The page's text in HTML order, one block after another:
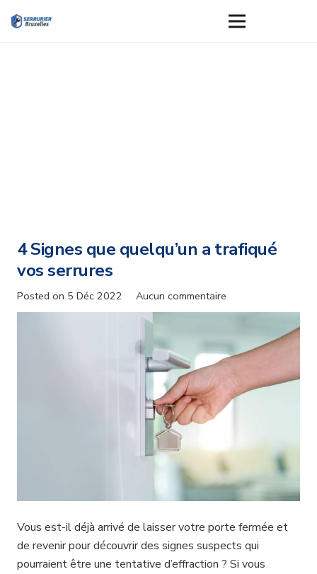
4 Signes que quelqu’un a trafiqué
vos serrures
Posted on 5 Déc 2022 Aucun commentaire
Vous est-il déjà arrivé de laisser votre porte fermée et
de revenir pour découvrir des signes suspects qui
pourraient être une tentative d’effraction ? Si vous